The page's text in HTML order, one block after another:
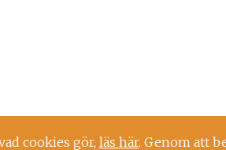
cookies gör, läs här. Genom att